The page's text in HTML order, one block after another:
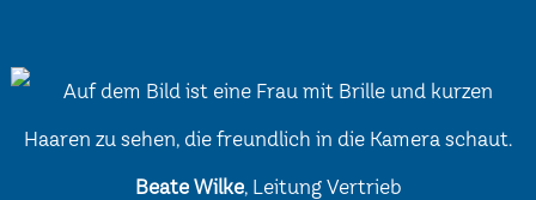
Beate Wilke, Leitung Vertrieb